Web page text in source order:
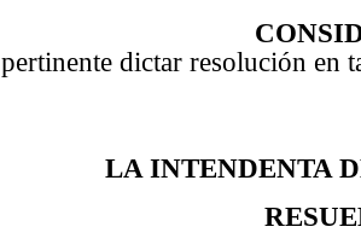
pertinente dictar resolución en
LA INTENDENTA